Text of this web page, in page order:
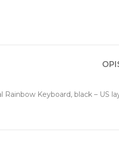
Keyboard, black – US